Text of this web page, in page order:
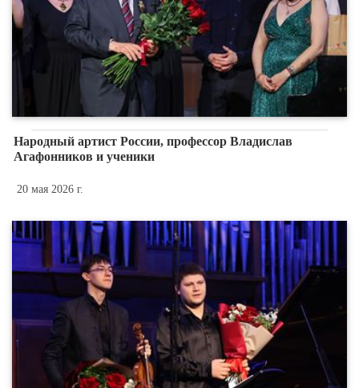
Народный артист России, профессор Владислав
Агафонников и ученики
20 мая 2026 г.